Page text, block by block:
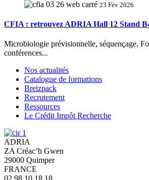
23 Fév 2026
CFIA : retrouvez ADRIA Hall 12 Stand
Microbiologie prévisionnelle, séquençage,
conférences...
Nos actualités
Catalogue de formations
Breizpack
Recrutement
Ressources
Le Crédit Impôt Recherche
ADRIA
ZA Créac’h Gwen
29000 Quimper
FRANCE